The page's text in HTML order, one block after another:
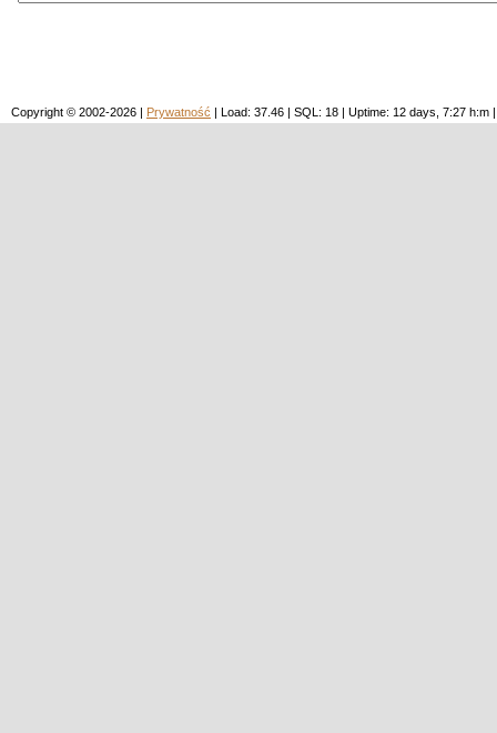
Copyright © 2002-2026 | Prywatność | Load: 37.46 | SQL: 18 | Uptime: 12 days, 7:27